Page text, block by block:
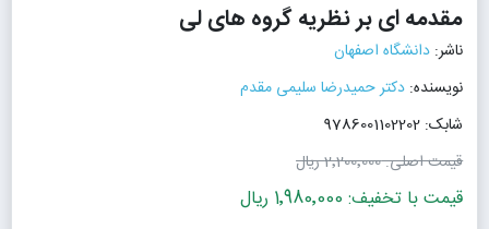
مقدمه ای بر نظریه گروه های لی
ناشر: دانشگاه اصفهان
نویسنده: دکتر حمیدرضا سلیمی مقدم
شابک: 9786001102202
قیمت اصلی:2٬200٬000 ریال
قیمت با تخفیف: 1٬980٬000 ریال